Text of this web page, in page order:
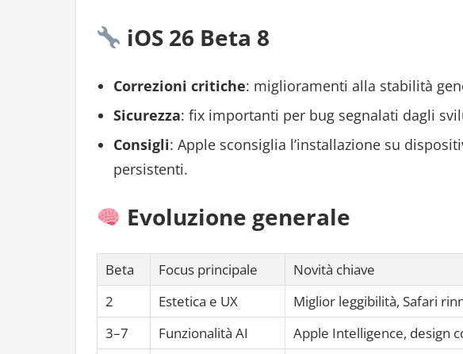
iOS 26 Beta 8
Correzioni critiche: miglioramenti alla stabilità
Sicurezza: fix importanti per bug segnalati dagli
Consigli: Apple sconsiglia l’installazione su
persistenti.
Evoluzione generale
Beta Focus principale
Novità chiave
2
Estetica e UX
Miglior leggibilità, Safari
3–7
Funzionalità AI
Apple Intelligence, design